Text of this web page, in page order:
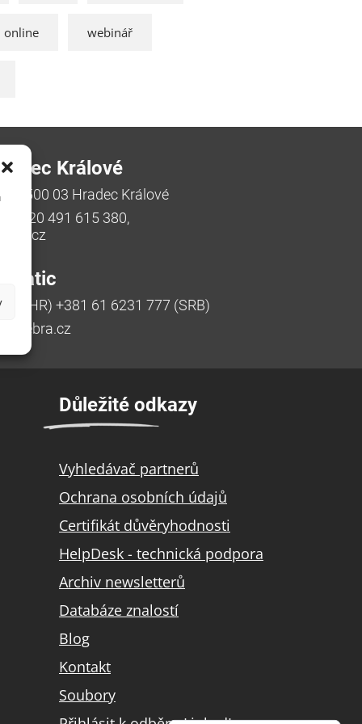
online webinář
Králové
500 03 Hradec Králové
+420 491 615 380,
(HR) +381 61 6231 777 (SRB)
Důležité odkazy
Vyhledávač partnerů
Ochrana osobních údajů
Certifikát důvěryhodnosti
HelpDesk - technická podpora
Archiv newsletterů
Databáze znalostí
Blog
Kontakt
Soubory